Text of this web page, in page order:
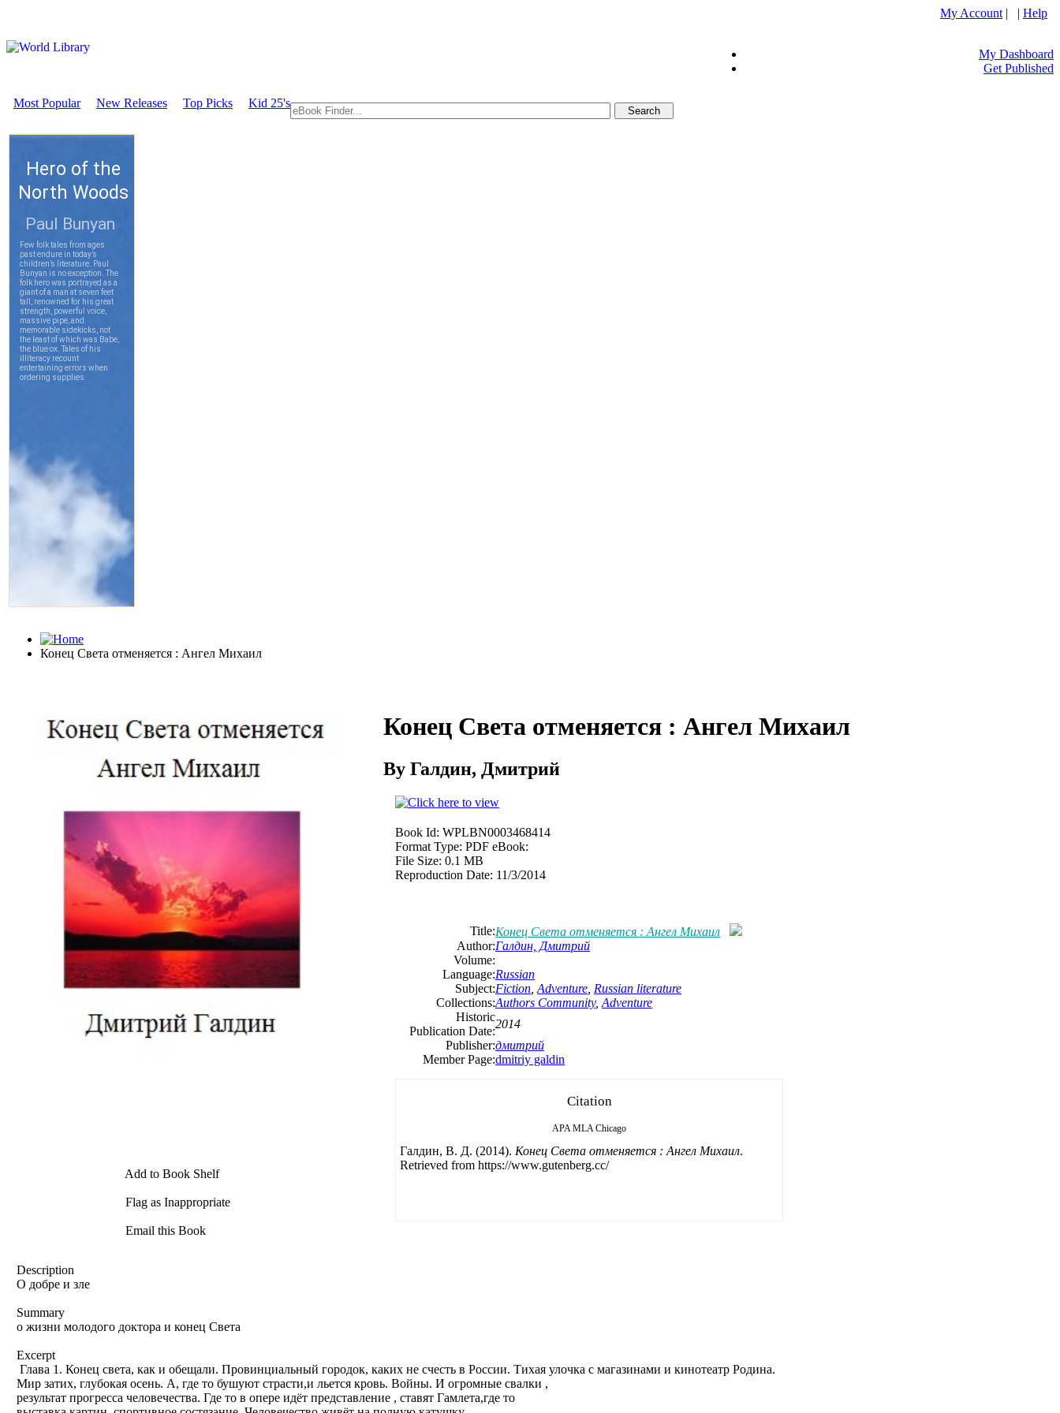
My Account | | Help
My Dashboard
Get Published
Most Popular New Releases Top Picks Kid 25's
Конец Света отменяется : Ангел Михаил
Add to Book Shelf
Flag as Inappropriate
Email this Book
Конец Света отменяется : Ангел Михаил
By Галдин, Дмитрий
Book Id: WPLBN0003468414
Format Type: PDF eBook:
File Size: 0.1 MB
Reproduction Date: 11/3/2014
Title:Конец Света отменяется : Ангел Михаил
Author:Галдин, Дмитрий
Volume:
Language:Russian
Subject:Fiction Adventure Russian literature
Collections:Authors Community, Adventure
Historic
Publication Date:
2014
Publisher:дмитрий
Member Page:dmitriy galdin
Citation
APA MLA Chicago
Галдин, B. Д. (2014). Конец Света отменяется : Ангел Михаил.
Retrieved from https://www.gutenberg.cc/
Description
О добре и зле
Summary
о жизни молодого доктора и конец Света
Excerpt
Глава 1. Конец света, как и обещали. Провинциальный городок, каких не счесть в России. Тихая улочка с магазинами и кинотеатр Родина.
Мир затих, глубокая осень. А, где то бушуют страсти,и льется кровь. Войны. И огромные свалки ,
результат прогресса человечества. Где то в опере идёт представление , ставят Гамлета,где то